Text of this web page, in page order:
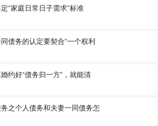
“家庭日常日子需求”标准
债务的认定要契合“一个权利
约好“债务归一方”，就能清
之个人债务和夫妻一同债务怎